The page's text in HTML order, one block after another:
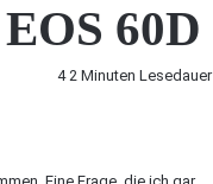
60D
42 Minuten Lesedauer